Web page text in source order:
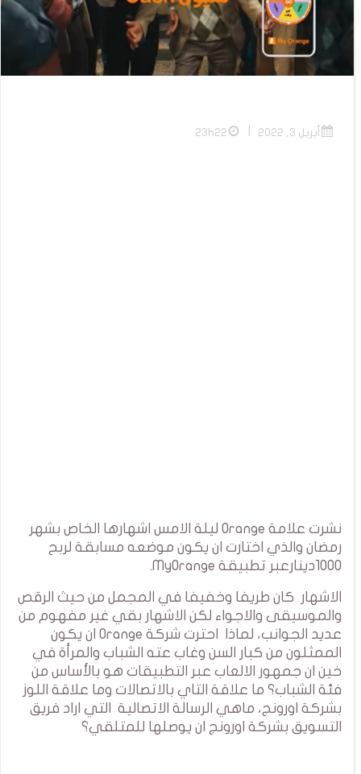
أبريل 3, 2022 23h22
نشرت علامة Orange ليلة الامس اشهارها الخاص بشهر
رمضان والذي اختارت ان يكون موضعه مسابقة لربح
1000دينارعبر تطبيقة MyOrange.
الاشهار كان طريفا وخفيفا في المجمل من حيث الرقص
والموسيقى والاجواء لكن الاشهار بقي غير مفهوم من
عديد الجوانب، لماذا احترت شركة Orange ان يكون
الممثلون من كبار السن وغاب عته الشباب والمرأة في
خين ان جمهور الالعاب عبر التطبيقات هو بالأساس من
فئة الشباب؟ ما علاقة التاي بالاتصالات وما علاقة اللوز
بشركة اورونج، ماهي الرسالة الاتصالية التي اراد فريق
التسويق بشركة اورونج ان يوصلها للمتلقي؟